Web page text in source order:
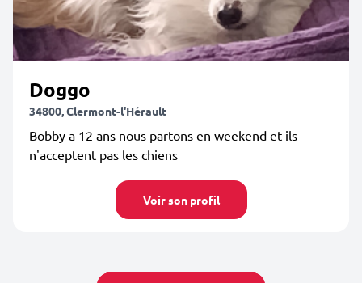
Doggo
34800, Clermont-l'Hérault
Bobby a 12 ans nous partons en weekend et ils
n'acceptent pas les chiens
Voir son profil